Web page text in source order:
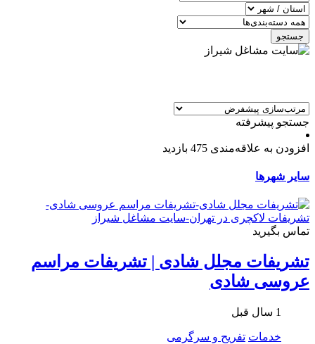
جستجو
جستجو پیشرفته
افزودن به علاقه‌مندی 475 بازدید
سایر شهرها
تماس بگیرید
تشریفات مجلل شادی | تشریفات مراسم
عروسی شادی
1 سال قبل
خدمات تفریح و سرگرمی